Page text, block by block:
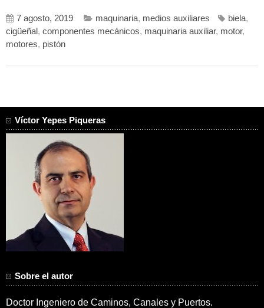
7 agosto, 2019 maquinaria, medios auxiliares biela,
cigüeñal , componentes mecánicos, maquinaria auxiliar, motor,
motores, pistón
Víctor Yepes Piqueras
Sobre el autor
Doctor Ingeniero de Caminos, Canales y Puertos.